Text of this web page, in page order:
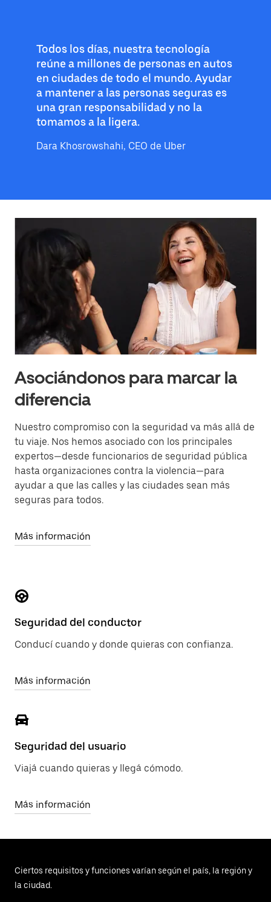
Todos los días, nuestra tecnología
reúne a millones de personas en autos
en ciudades de todo el mundo. Ayudar
a mantener a las personas seguras es
una gran responsabilidad y no la
tomamos a la ligera.
Dara Khosrowshahi, CEO de Uber
Asociándonos para marcar la
diferencia
Nuestro compromiso con la seguridad va más allá de
tu viaje. Nos hemos asociado con los principales
expertos—desde funcionarios de seguridad pública
hasta organizaciones contra la violencia—para
ayudar a que las calles y las ciudades sean más
seguras para todos.
Más información
Seguridad del conductor
Conducí cuando y donde quieras con confianza.
Más información
Seguridad del usuario
Viajá cuando quieras y llegá cómodo.
Más información
Ciertos requisitos y funciones varían según el país, la región y
la ciudad.